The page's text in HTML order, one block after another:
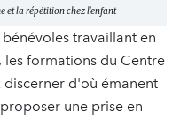
et la répétition chez l'enfant
travaillant en
les formations du Centre
discerner d'où émanent
une prise en